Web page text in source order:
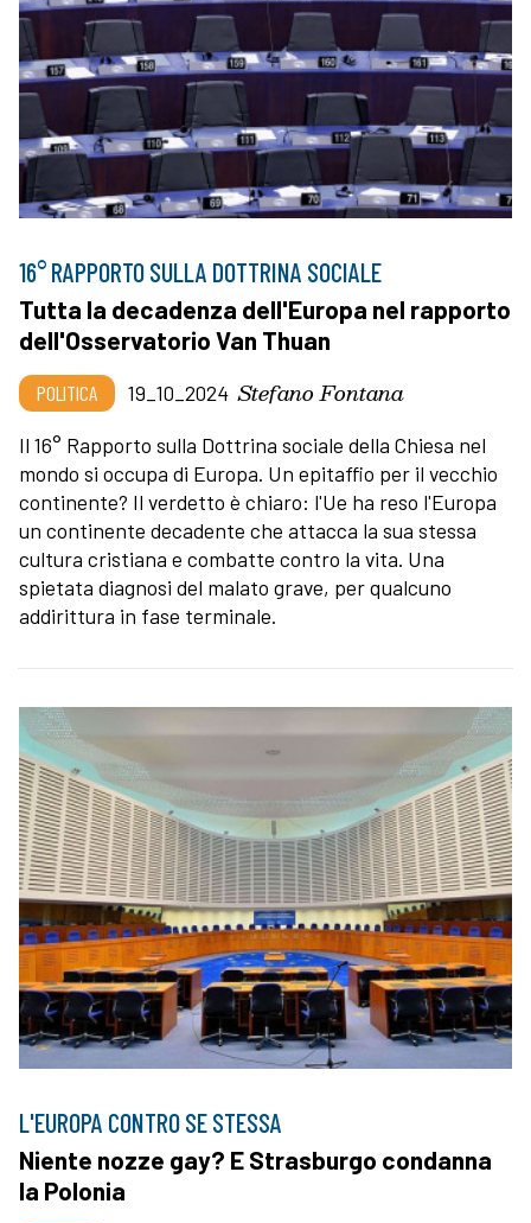
16° RAPPORTO SULLA DOTTRINA SOCIALE
Tutta la decadenza dell'Europa nel rapporto
dell'Osservatorio Van Thuan
POLITICA 19_10_2024 Stefano Fontana
Il 16° Rapporto sulla Dottrina sociale della Chiesa nel
mondo si occupa di Europa. Un epitaffio per il vecchio
continente? Il verdetto è chiaro: l'Ue ha reso l'Europa
un continente decadente che attacca la sua stessa
cultura cristiana e combatte contro la vita. Una
spietata diagnosi del malato grave, per qualcuno
addirittura in fase terminale.
L'EUROPA CONTRO SE STESSA
Niente nozze gay? E Strasburgo condanna
la Polonia